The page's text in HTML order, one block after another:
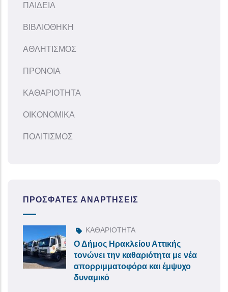
ΠΑΙΔΕΙΑ
ΒΙΒΛΙΟΘΗΚΗ
ΑΘΛΗΤΙΣΜΟΣ
ΠΡΟΝΟΙΑ
ΚΑΘΑΡΙΟΤΗΤΑ
ΟΙΚΟΝΟΜΙΚΑ
ΠΟΛΙΤΙΣΜΟΣ
ΠΡΌΣΦΑΤΕΣ ΑΝΑΡΤΉΣΕΙΣ
ΚΑΘΑΡΙΟΤΗΤΑ
Ο Δήμος Ηρακλείου Αττικής
τονώνει την καθαριότητα με νέα
απορριμματοφόρα και έμψυχο
δυναμικό